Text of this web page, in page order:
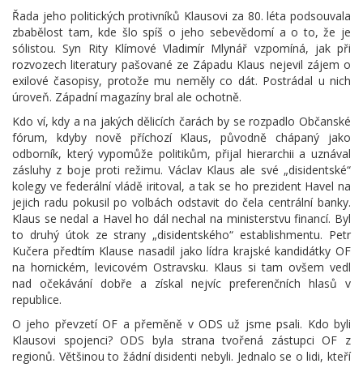
Řada jeho politických protivníků Klausovi za 80. léta podsouvala
zbabělost tam, kde šlo spíš o jeho sebevědomí a o to, že je
sólistou. Syn Rity Klímové Vladimír Mlynář vzpomíná, jak při
rozvozech literatury pašované ze Západu Klaus nejevil zájem o
exilové časopisy, protože mu neměly co dát. Postrádal u nich
úroveň. Západní magazíny bral ale ochotně.
Kdo ví, kdy a na jakých dělicích čarách by se rozpadlo Občanské
fórum, kdyby nově příchozí Klaus, původně chápaný jako
odborník, který vypomůže politikům, přijal hierarchii a uznával
zásluhy z boje proti režimu. Václav Klaus ale své „disidentské“
kolegy ve federální vládě iritoval, a tak se ho prezident Havel na
jejich radu pokusil po volbách odstavit do čela centrální banky.
Klaus se nedal a Havel ho dál nechal na ministerstvu financí. Byl
to druhý útok ze strany „disidentského“ establishmentu. Petr
Kučera předtím Klause nasadil jako lídra krajské kandidátky OF
na hornickém, levicovém Ostravsku. Klaus si tam ovšem vedl
nad očekávání dobře a získal nejvíc preferenčních hlasů v
republice.
O jeho převzetí OF a přeměně v ODS už jsme psali. Kdo byli
Klausovi spojenci? ODS byla strana tvořená zástupci OF z
regionů. Většinou to žádní disidenti nebyli. Jednalo se o lidi, kteří